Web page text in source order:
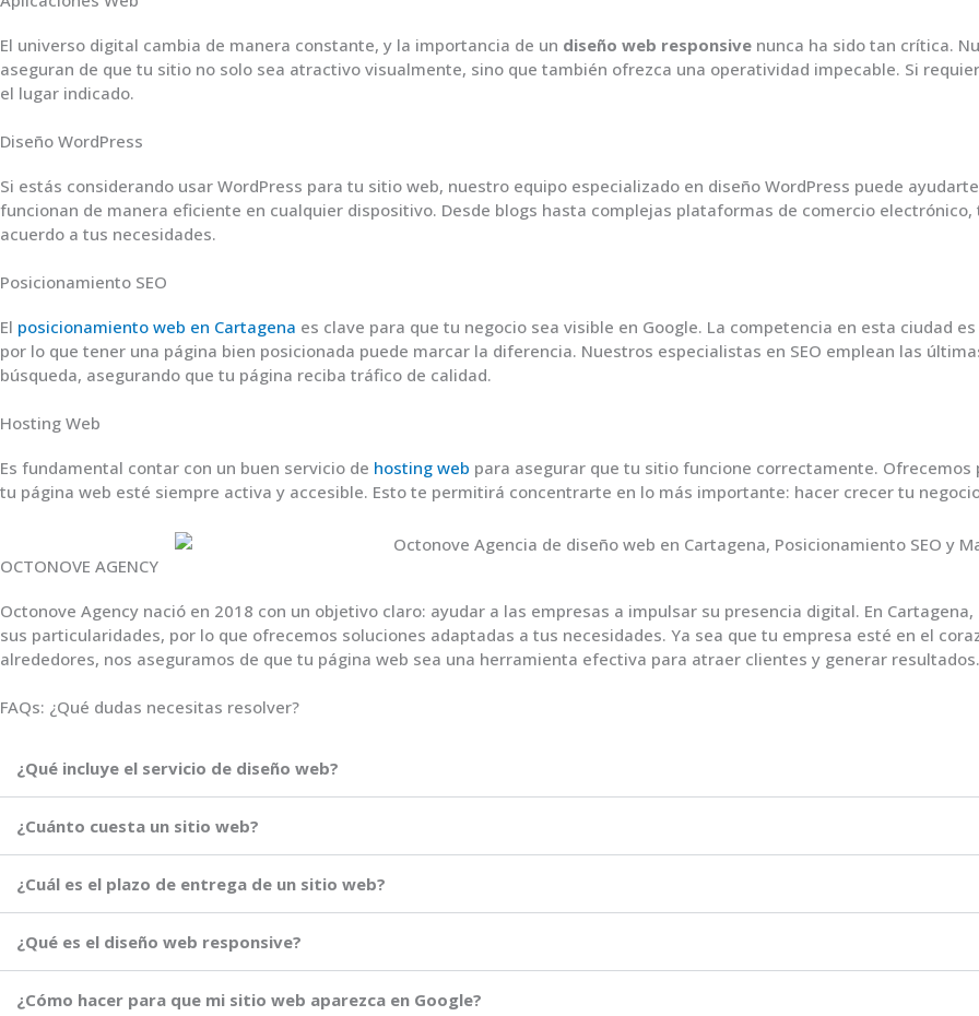
El universo digital cambia de manera constante, y la importancia de un diseño web responsive nunca ha sido tan crítica.
aseguran de que tu sitio no solo sea atractivo visualmente, sino que también ofrezca una operatividad impecable. Si
el lugar indicado.
Diseño WordPress
Si estás considerando usar WordPress para tu sitio web, nuestro equipo especializado en diseño WordPress puede
funcionan de manera eficiente en cualquier dispositivo. Desde blogs hasta complejas plataformas de comercio
acuerdo a tus necesidades.
Posicionamiento SEO
El posicionamiento web en Cartagena es clave para que tu negocio sea visible en Google. La competencia en esta ciudad
por lo que tener una página bien posicionada puede marcar la diferencia. Nuestros especialistas en SEO emplean las
búsqueda, asegurando que tu página reciba tráfico de calidad.
Hosting Web
Es fundamental contar con un buen servicio de hosting web para asegurar que tu sitio funcione correctamente.
tu página web esté siempre activa y accesible. Esto te permitirá concentrarte en lo más importante: hacer crecer tu
OCTONOVE AGENCY
Octonove Agency nació en 2018 con un objetivo claro: ayudar a las empresas a impulsar su presencia digital. En
sus particularidades, por lo que ofrecemos soluciones adaptadas a tus necesidades. Ya sea que tu empresa esté en el
alrededores, nos aseguramos de que tu página web sea una herramienta efectiva para atraer clientes y generar resultados.
FAQs: ¿Qué dudas necesitas resolver?
¿Qué incluye el servicio de diseño web?
¿Cuánto cuesta un sitio web?
¿Cuál es el plazo de entrega de un sitio web?
¿Qué es el diseño web responsive?
¿Cómo hacer para que mi sitio web aparezca en Google?